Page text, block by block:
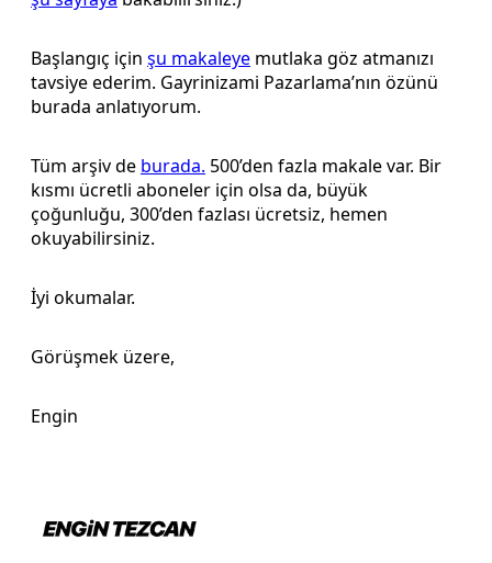
Başlangıç için şu makaleye mutlaka göz atmanızı
tavsiye ederim. Gayrinizami Pazarlama’nın özünü
burada anlatıyorum.
Tüm arşiv de burada. 500’den fazla makale var. Bir
kısmı ücretli aboneler için olsa da, büyük
çoğunluğu, 300’den fazlası ücretsiz, hemen
okuyabilirsiniz.
İyi okumalar.
Görüşmek üzere,
Engin